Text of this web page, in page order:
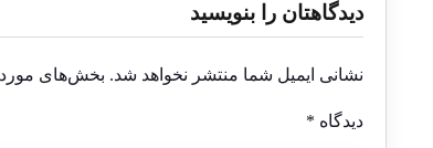
دیدگاهتان را بنویسید
نشانی ایمیل شما منتشر نخواهد شد. بخش‌های
دیدگاه *